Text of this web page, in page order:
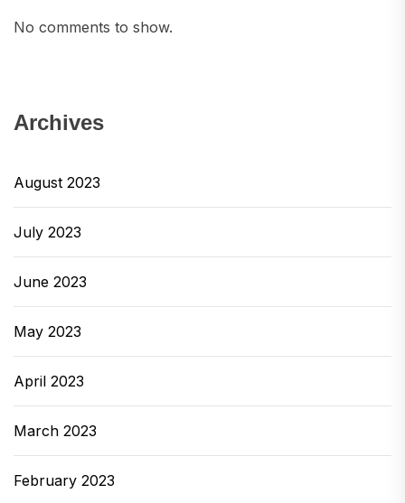
No comments to show.
Archives
August 2023
July 2023
June 2023
May 2023
April 2023
March 2023
February 2023